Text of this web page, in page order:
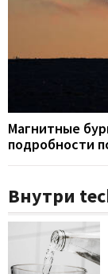
Магнитные
подробности
Внутри